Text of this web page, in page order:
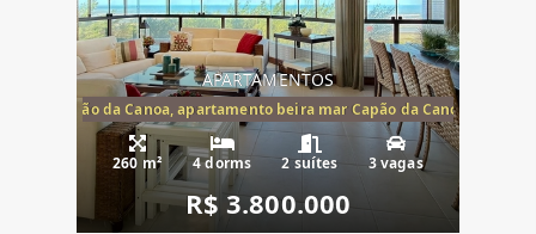
APARTAMENTOS
mar Capão da Canoa, apartamento beira mar Capão da Canoa,
260 m² 4 dorms 2 suítes 3 vagas
R$ 3.800.000